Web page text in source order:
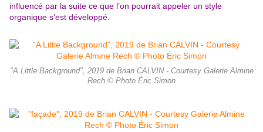
influencé par la suite ce que l’on pourrait appeler un style
organique s’est développé.
"A Little Background", 2019 de Brian CALVIN - Courtesy Galerie Almine
Rech © Photo Éric Simon